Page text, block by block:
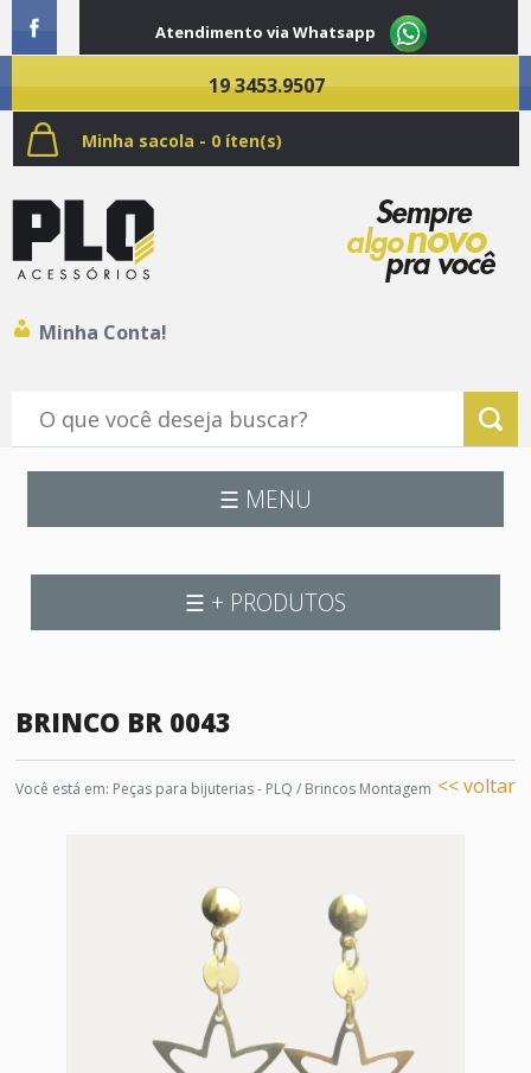
Atendimento via Whatsapp
19 3453.9507
Minha sacola - 0 íten(s)
Minha Conta!
☰ MENU
☰ + PRODUTOS
BRINCO BR 0043
Você está em: Peças para bijuterias - PLQ / Brincos Montagem << voltar